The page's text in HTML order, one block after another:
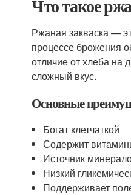
Что такое
Ржаная закваска —
процессе брожения
отличие от хлеба на
сложный вкус.
Основные
Богат клетчаткой
Содержит
Источник
Низкий
Поддерживает